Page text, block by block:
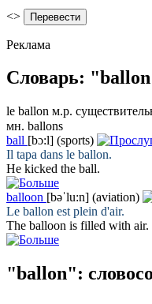
<>
Реклама
Словарь:
le ballon м.р.
мн. ballons
ball [bɔ:l] (sports)
Il tapa dans le ballon.
He kicked the ball.
balloon [bəˈlu:n] (aviation)
Le ballon est plein d'air.
The balloon is filled with air.
"ballon":